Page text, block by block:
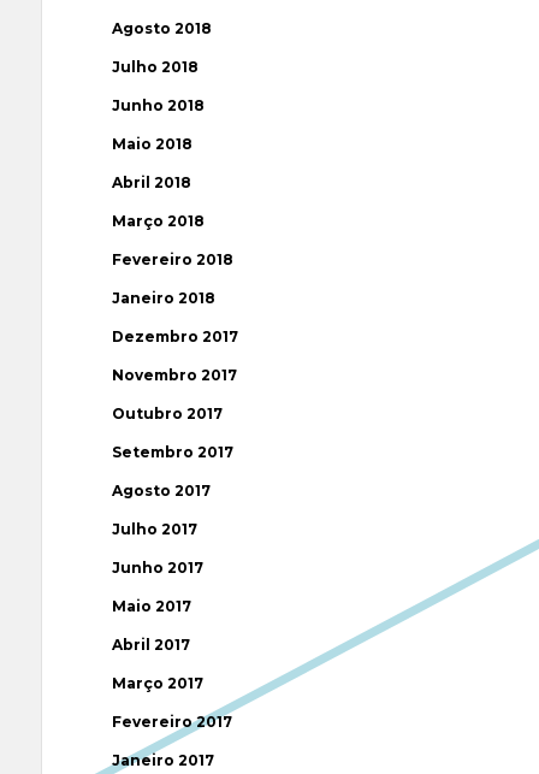
Agosto 2018
Julho 2018
Junho 2018
Maio 2018
Abril 2018
Março 2018
Fevereiro 2018
Janeiro 2018
Dezembro 2017
Novembro 2017
Outubro 2017
Setembro 2017
Agosto 2017
Julho 2017
Junho 2017
Maio 2017
Abril 2017
Março 2017
Fevereiro 2017
Janeiro 2017